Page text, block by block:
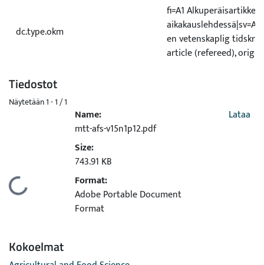
dc.type.okm
fi=A1
en vetenskaplig
article (refereed),
Tiedostot
Näytetään1 - 1 / 1
Name:
mtt-afs-v15n1p12.pdf
Size:
743.91 KB
Format:
Adobe Portable Document
Format
Lataa
Kokoelmat